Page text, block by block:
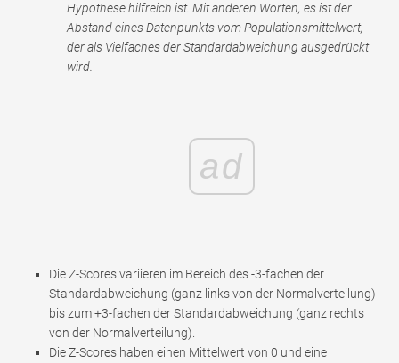
Hypothese hilfreich ist. Mit anderen Worten, es ist der
Abstand eines Datenpunkts vom Populationsmittelwert,
der als Vielfaches der Standardabweichung ausgedrückt
wird.
ad
Die Z-Scores variieren im Bereich des -3-fachen der
Standardabweichung (ganz links von der Normalverteilung)
bis zum +3-fachen der Standardabweichung (ganz rechts
von der Normalverteilung).
Die Z-Scores haben einen Mittelwert von 0 und eine